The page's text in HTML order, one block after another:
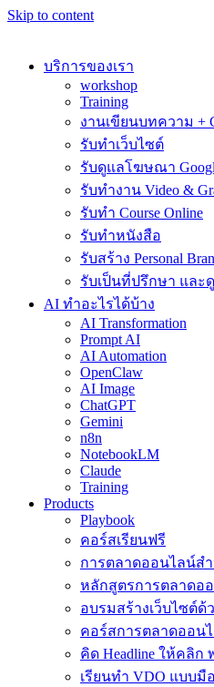
Skip to content
บริการของเรา
workshop
Training
งานเขียนบทความ +
รับทำเว็บไซต์
รับดูแลโฆษณา
รับทำงาน Video &
รับทำ Course Online
รับทำหนังสือ
รับสร้าง Personal
รับเป็นที่ปรึกษา และ
AI ทำอะไรได้บ้าง
AI Transformation
Prompt AI
AI Automation
OpenClaw
AI Image
ChatGPT
Gemini
n8n
NotebookLM
Claude
Training
Products
Playbook
คอร์สเรียนฟรี
การตลาดออนไลน์ส
หลักสูตรการตลาดอ
อบรมสร้างเว็บไซต์ด้
คอร์สการตลาดออน
คิด Headline ให้คลิก
เรียนทำ VDO แบบมื